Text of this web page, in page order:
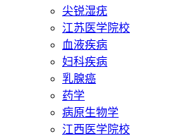
尖锐湿疣
江苏医学院校
血液疾病
妇科疾病
乳腺癌
药学
病原生物学
江西医学院校